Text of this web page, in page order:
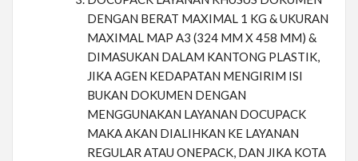
DENGAN BERAT MAXIMAL 1 KG & UKURAN
MAXIMAL MAP A3 (324 MM X 458 MM) &
DIMASUKAN DALAM KANTONG PLASTIK,
JIKA AGEN KEDAPATAN MENGIRIM ISI
BUKAN DOKUMEN DENGAN
MENGGUNAKAN LAYANAN DOCUPACK
MAKA AKAN DIALIHKAN KE LAYANAN
REGULAR ATAU ONEPACK, DAN JIKA KOTA